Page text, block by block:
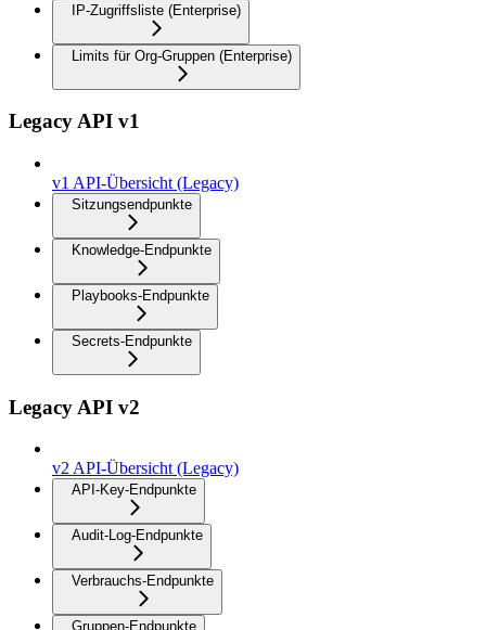
IP-Zugriffsliste (Enterprise)
Limits für Org-Gruppen (Enterprise)
Legacy API v1
v1 API-Übersicht (Legacy)
Sitzungsendpunkte
Knowledge-Endpunkte
Playbooks-Endpunkte
Secrets-Endpunkte
Legacy API v2
v2 API-Übersicht (Legacy)
API-Key-Endpunkte
Audit-Log-Endpunkte
Verbrauchs-Endpunkte
Gruppen-Endpunkte